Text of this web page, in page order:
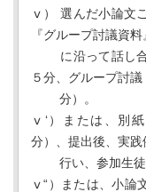
ⅴ） 選んだ小論文
『グループ討議資料
に沿って話し合
５分、グループ討
分）。
ⅴ‘）または、別
分）、提出後、実
行い、参加生徒
ⅴ“）または、小論